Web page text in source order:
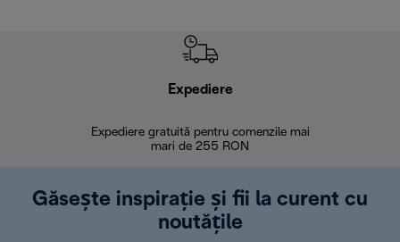
Expediere
Expediere gratuită pentru comenzile mai
mari de 255 RON
Găsește inspirație și fii la curent cu
noutățile